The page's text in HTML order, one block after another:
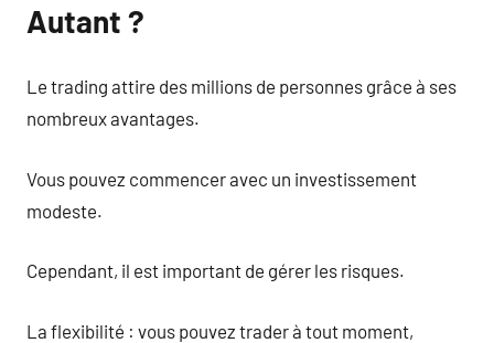
Autant ?
Le trading attire des millions de personnes grâce à ses
nombreux avantages.
Vous pouvez commencer avec un investissement
modeste.
Cependant, il est important de gérer les risques.
La flexibilité : vous pouvez trader à tout moment,